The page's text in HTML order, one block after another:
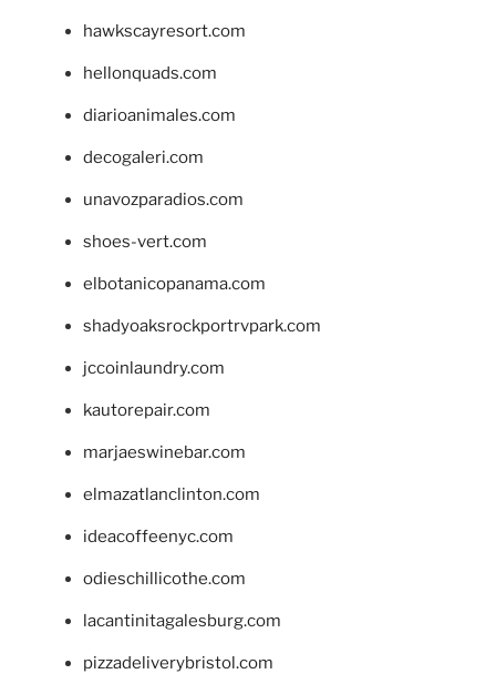
hawkscayresort.com
hellonquads.com
diarioanimales.com
decogaleri.com
unavozparadios.com
shoes-vert.com
elbotanicopanama.com
shadyoaksrockportrvpark.com
jccoinlaundry.com
kautorepair.com
marjaeswinebar.com
elmazatlanclinton.com
ideacoffeenyc.com
odieschillicothe.com
lacantinitagalesburg.com
pizzadeliverybristol.com